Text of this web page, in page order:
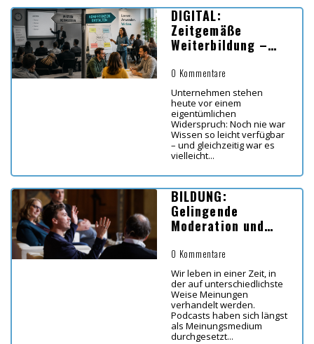
DIGITAL:
Zeitgemäße
Weiterbildung –
Lernen in Zeiten
von KI
0 Kommentare
Unternehmen stehen
heute vor einem
eigentümlichen
Widerspruch: Noch nie war
Wissen so leicht verfügbar
– und gleichzeitig war es
vielleicht...
BILDUNG:
Gelingende
Moderation und
Bildungsbereich
0 Kommentare
Wir leben in einer Zeit, in
der auf unterschiedlichste
Weise Meinungen
verhandelt werden.
Podcasts haben sich längst
als Meinungsmedium
durchgesetzt...